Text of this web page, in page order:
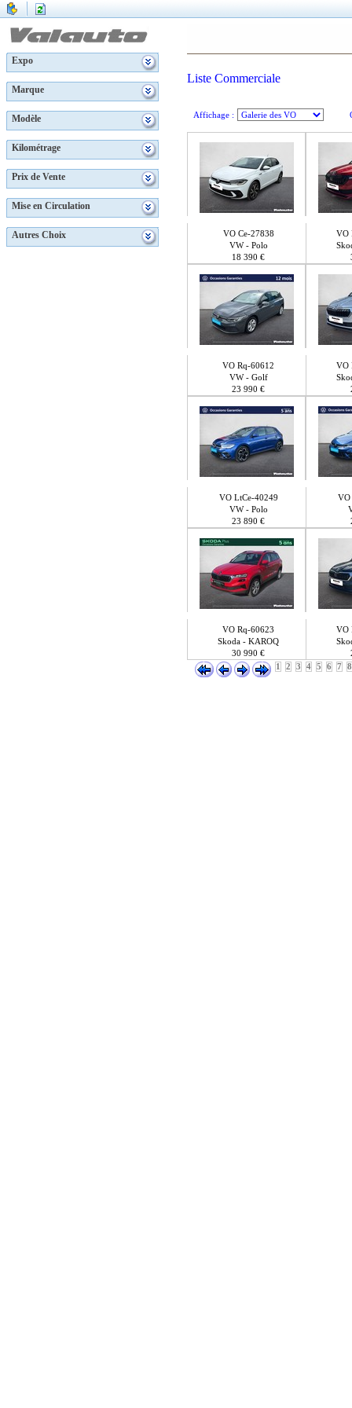
Expo
Marque
Modèle
Kilométrage
Prix de Vente
Mise en Circulation
Autres Choix
Liste Commerciale
Affichage :
VO Ce-27838
VW - Polo
18 390 €
VO
VO Rq-60612
VW - Golf
23 990 €
VO
VO LtCe-40249
VW - Polo
23 890 €
VO
VO Rq-60623
Skoda - KAROQ
30 990 €
VO
1 2 3 4 5 6 7 8